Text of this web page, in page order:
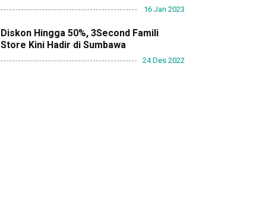
16 Jan 2023
Diskon Hingga 50%, 3Second Famili
Store Kini Hadir di Sumbawa
24 Des 2022